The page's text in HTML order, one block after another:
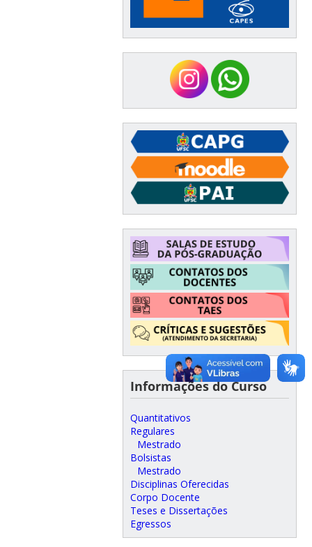
Informações do Curso
Quantitativos
Regulares
Mestrado
Bolsistas
Mestrado
Disciplinas Oferecidas
Corpo Docente
Teses e Dissertações
Egressos